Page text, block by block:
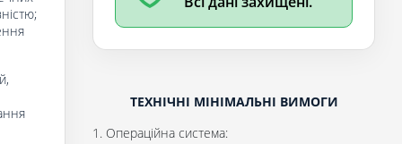
ТЕХНІЧНІ МІНІМАЛЬНІ ВИМОГИ
1. Операційна система: